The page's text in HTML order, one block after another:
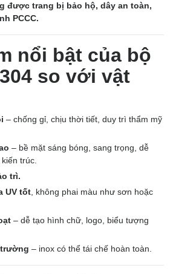
được trang bị bảo hộ, dây an toàn,
PCCC.
nổi bật của bộ
so với vật
– chống gỉ, chịu thời tiết, duy trì thẩm mỹ
– bề mặt sáng bóng, sang trọng, dễ
trúc.
trì.
UV tốt , không phai màu như sơn hoặc
– dễ tạo hình chữ, logo, biểu tượng
– inox có thể tái chế hoàn toàn.